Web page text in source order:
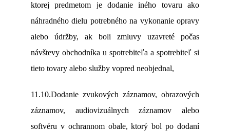
ktorej predmetom je dodanie iného tovaru ako
náhradného dielu potrebného na vykonanie opravy
alebo údržby, ak boli zmluvy uzavreté počas
návštevy obchodníka u spotrebiteľa a spotrebiteľ si
tieto tovary alebo služby vopred neobjednal,
11.10.Dodanie zvukových záznamov, obrazových
záznamov, audiovizuálnych záznamov alebo
softvéru v ochrannom obale, ktorý bol po dodaní